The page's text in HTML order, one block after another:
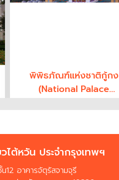
พิพิธภัณฑ์แห่งชาติกู้กง
(National Palace
Museum)
ไต้หวัน ประจำกรุงเทพฯ
12 อาคารจัตุรัสจามจุรี